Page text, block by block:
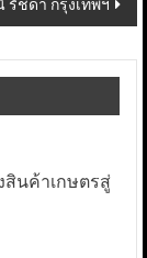
รัชดา กรุงเทพฯ
สินค้าเกษตรสู่